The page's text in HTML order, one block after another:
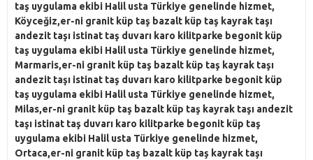
taş uygulama ekibi Halil usta Türkiye genelinde hizmet,
Köyceğiz,er-ni granit küp taş bazalt küp taş kayrak taşı
andezit taşı istinat taş duvarı karo kilitparke begonit küp
taş uygulama ekibi Halil usta Türkiye genelinde hizmet,
Marmaris,er-ni granit küp taş bazalt küp taş kayrak taşı
andezit taşı istinat taş duvarı karo kilitparke begonit küp
taş uygulama ekibi Halil usta Türkiye genelinde hizmet,
Milas,er-ni granit küp taş bazalt küp taş kayrak taşı andezit
taşı istinat taş duvarı karo kilitparke begonit küp taş
uygulama ekibi Halil usta Türkiye genelinde hizmet,
Ortaca,er-ni granit küp taş bazalt küp taş kayrak taşı